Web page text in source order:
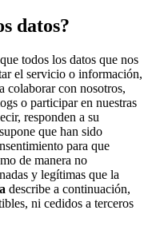
datos?
todos los datos que nos
el servicio o información,
colaborar con nosotros,
o participar en nuestras
responden a su
que han sido
para que
de manera no
y legítimas que la
describe a continuación,
ni cedidos a terceros